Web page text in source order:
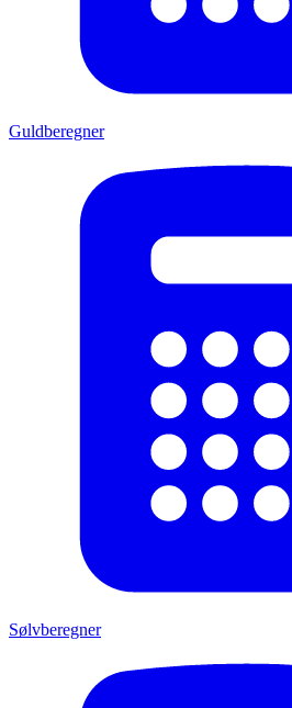
Guldberegner
Sølvberegner